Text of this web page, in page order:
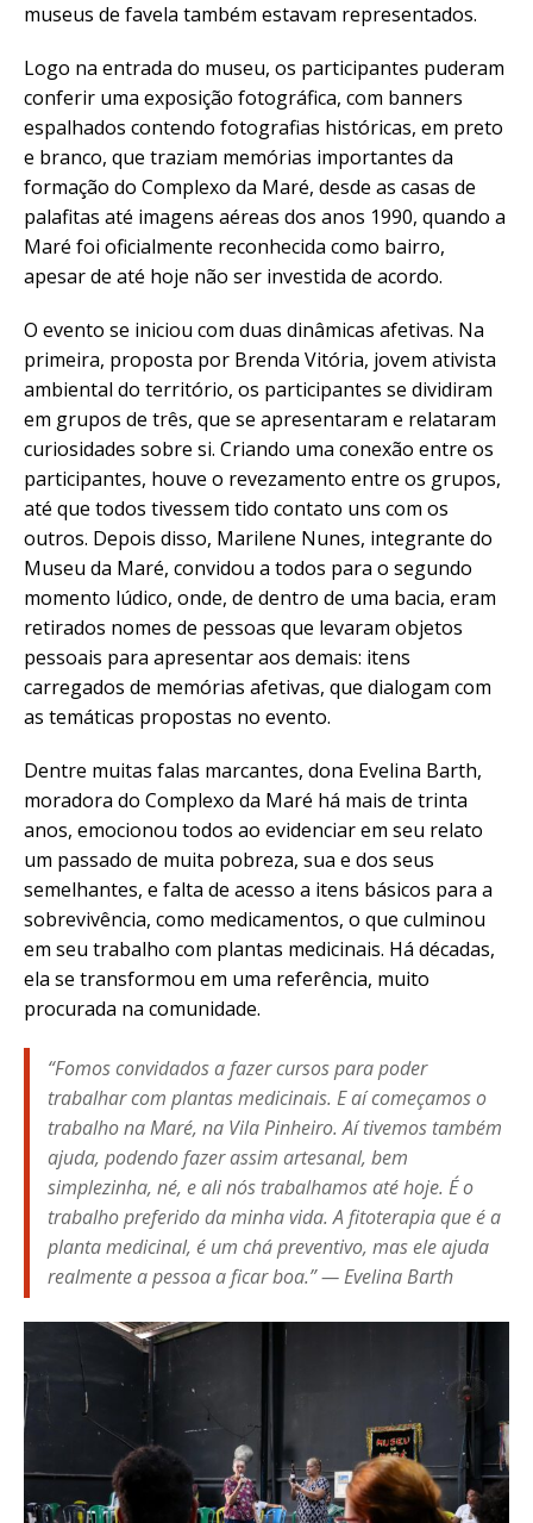
museus de favela também estavam representados.
Logo na entrada do museu, os participantes puderam
conferir uma exposição fotográfica, com banners
espalhados contendo fotografias históricas, em preto
e branco, que traziam memórias importantes da
formação do Complexo da Maré, desde as casas de
palafitas até imagens aéreas dos anos 1990, quando a
Maré foi oficialmente reconhecida como bairro,
apesar de até hoje não ser investida de acordo.
O evento se iniciou com duas dinâmicas afetivas. Na
primeira, proposta por Brenda Vitória, jovem ativista
ambiental do território, os participantes se dividiram
em grupos de três, que se apresentaram e relataram
curiosidades sobre si. Criando uma conexão entre os
participantes, houve o revezamento entre os grupos,
até que todos tivessem tido contato uns com os
outros. Depois disso, Marilene Nunes, integrante do
Museu da Maré, convidou a todos para o segundo
momento lúdico, onde, de dentro de uma bacia, eram
retirados nomes de pessoas que levaram objetos
pessoais para apresentar aos demais: itens
carregados de memórias afetivas, que dialogam com
as temáticas propostas no evento.
Dentre muitas falas marcantes, dona Evelina Barth,
moradora do Complexo da Maré há mais de trinta
anos, emocionou todos ao evidenciar em seu relato
um passado de muita pobreza, sua e dos seus
semelhantes, e falta de acesso a itens básicos para a
sobrevivência, como medicamentos, o que culminou
em seu trabalho com plantas medicinais. Há décadas,
ela se transformou em uma referência, muito
procurada na comunidade.
“Fomos convidados a fazer cursos para poder
trabalhar com plantas medicinais. E aí começamos o
trabalho na Maré, na Vila Pinheiro. Aí tivemos também
ajuda, podendo fazer assim artesanal, bem
simplezinha, né, e ali nós trabalhamos até hoje. É o
trabalho preferido da minha vida. A fitoterapia que é a
planta medicinal, é um chá preventivo, mas ele ajuda
realmente a pessoa a ficar boa.” — Evelina Barth